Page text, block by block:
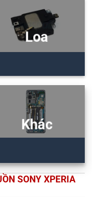
Loa
Khác
SONY XPERIA